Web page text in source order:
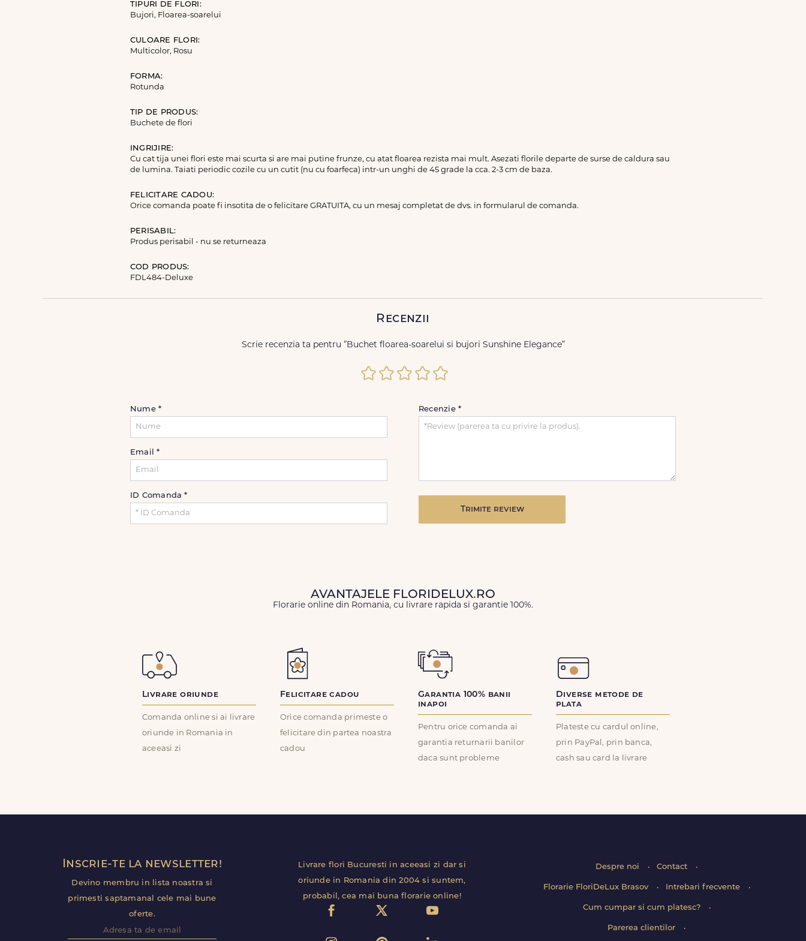
TIPURI DE FLORI:
Bujori, Floarea-soarelui
CULOARE FLORI:
Multicolor, Rosu
FORMA:
Rotunda
TIP DE PRODUS:
Buchete de flori
INGRIJIRE:
Cu cat tija unei flori este mai scurta si are mai putine frunze, cu atat floarea rezista mai mult. Asezati florile departe de surse de caldura sau
de lumina. Taiati periodic cozile cu un cutit (nu cu foarfeca) intr-un unghi de 45 grade la cca. 2-3 cm de baza.
FELICITARE CADOU:
Orice comanda poate fi insotita de o felicitare GRATUITA, cu un mesaj completat de dvs. in formularul de comanda.
PERISABIL:
Produs perisabil - nu se returneaza
COD PRODUS:
FDL484-Deluxe
Recenzii
Scrie recenzia ta pentru ”Buchet floarea-soarelui si bujori Sunshine Elegance”
Nume*
Email*
ID Comanda*
Recenzie *
Trimite review
AVANTAJELE FLORIDELUX.RO
Florarie online din Romania, cu livrare rapida si garantie 100%.
Livrare oriunde
Comanda online si ai livrare
oriunde in Romania in
aceeasi zi
Felicitare cadou
Orice comanda primeste o
felicitare din partea noastra
cadou
Garantia 100% banii
inapoi
Pentru orice comanda ai
garantia returnarii banilor
daca sunt probleme
Diverse metode de
plata
Plateste cu cardul online,
prin PayPal, prin banca,
cash sau card la livrare
Inscrie-te la newsletter!
Devino membru in lista noastra si
primesti saptamanal cele mai bune
oferte.
Livrare flori Bucuresti in aceeasi zi dar si
oriunde in Romania din 2004 si suntem,
probabil, cea mai buna florarie online!
Despre noi Contact
Florarie FloriDeLux Brasov Intrebari frecvente
Cum cumpar si cum platesc?
Parerea clientilor